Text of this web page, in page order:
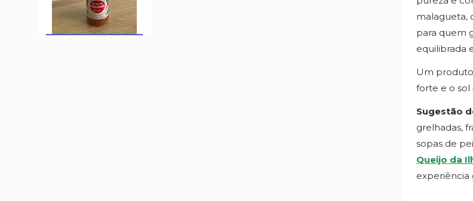
malagueta,
para quem
equilibrada
Um
forte e o sol
Sugestão
grelhadas,
sopas de
Queijo da
experiência